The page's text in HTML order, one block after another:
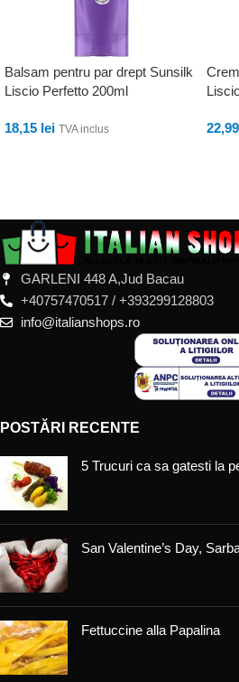
Balsam pentru par drept Sunsilk
Liscio Perfetto 200ml
18,15 lei TVA inclus 22,99
GARLENI 448 A,Jud Bacau
+40757470517 / +393299128803
info@italianshops.ro
POSTĂRI RECENTE
5 Trucuri ca sa gatesti la
San Valentine’s Day,
Fettuccine alla Papalina